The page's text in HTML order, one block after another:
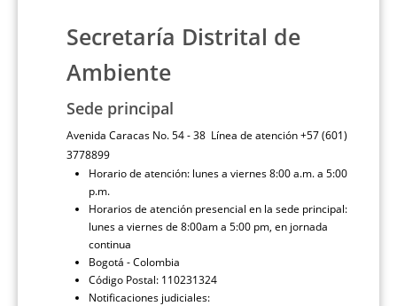
Secretaría Distrital de
Ambiente
Sede principal
Avenida Caracas No. 54 - 38 Línea de atención +57 (601)
3778899
Horario de atención: lunes a viernes 8:00 a.m. a 5:00
p.m.
Horarios de atención presencial en la sede principal:
lunes a viernes de 8:00am a 5:00 pm, en jornada
continua
Bogotá - Colombia
Código Postal: 110231324
Notificaciones judiciales: